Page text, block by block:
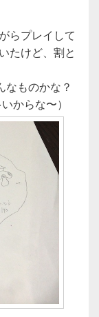
らプレイして
たけど、割と
なものかな？
からな〜）